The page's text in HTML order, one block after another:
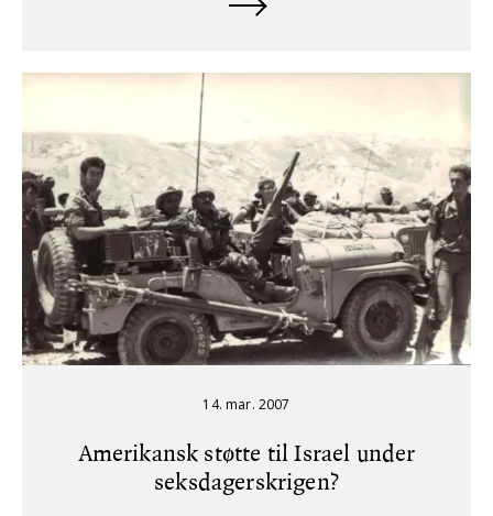
14. mar. 2007
Amerikansk støtte til Israel under
seksdagerskrigen?